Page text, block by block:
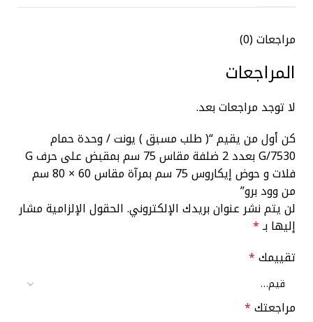
مراجعات (0)
المراجعات
لا توجد مراجعات بعد.
كن أول من يقيم “( طلب مسبق ) يونت / وحدة حمام
G/7530 بعدد 2 ضلفة مقاس 75 سم بمقبض على حرف G
فلات و حوض إيكاروس 75 سم بمرآة مقاس 60 × 80 سم
من وود برو”
لن يتم نشر عنوان بريدك الإلكتروني.الحقول الإلزامية مشار
إليها بـ*
تقييمك*
مراجعتك*